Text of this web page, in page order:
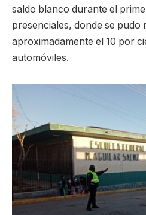
saldo blanco durante el
presenciales, donde se pudo
aproximadamente el 10 por
automóviles.